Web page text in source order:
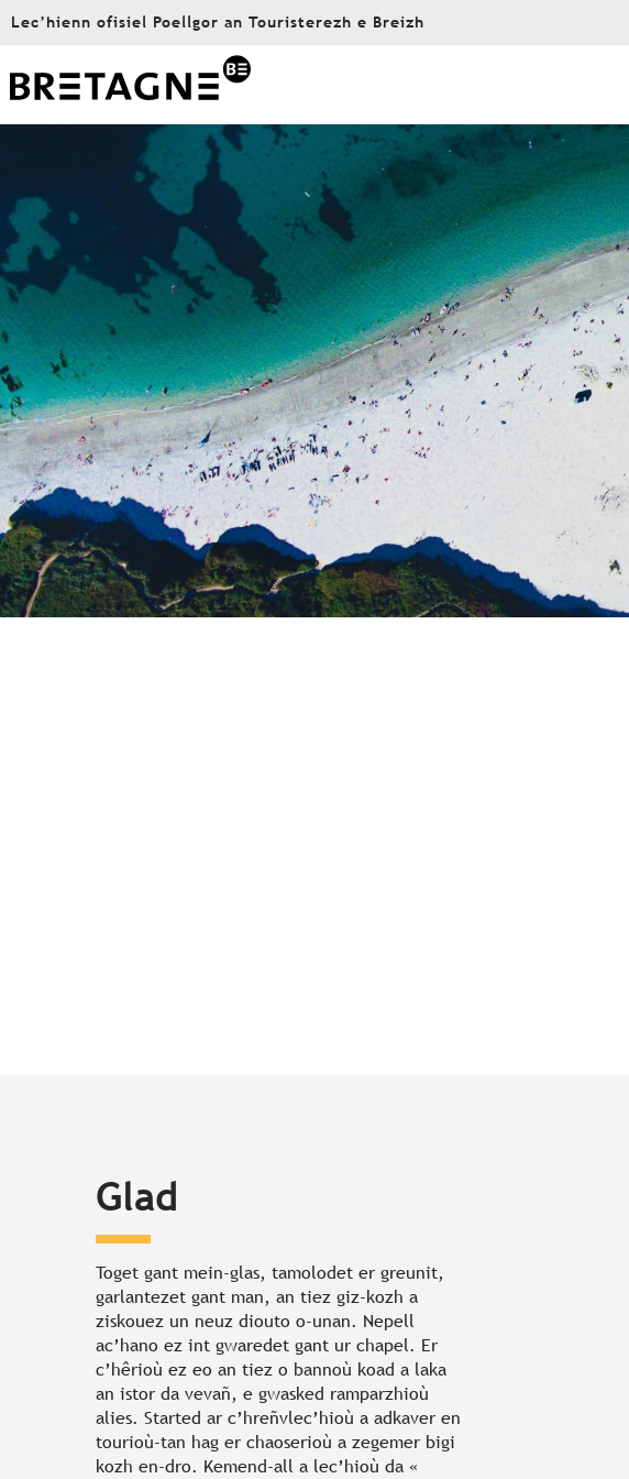
Aller
principal
Lec’hienn ofisiel Poellgor an Touristerezh e Breizh
Glad
Toget gant mein-glas, tamolodet er greunit,
garlantezet gant man, an tiez giz-kozh a
ziskouez un neuz diouto o-unan. Nepell
ac’hano ez int gwaredet gant ur chapel. Er
c’hêrioù ez eo an tiez o bannoù koad a laka
an istor da vevañ, e gwasked ramparzhioù
alies. Started ar c’hreñvlec’hioù a adkaver en
tourioù-tan hag er chaoserioù a zegemer bigi
kozh en-dro. Kemend-all a lec’hioù da «